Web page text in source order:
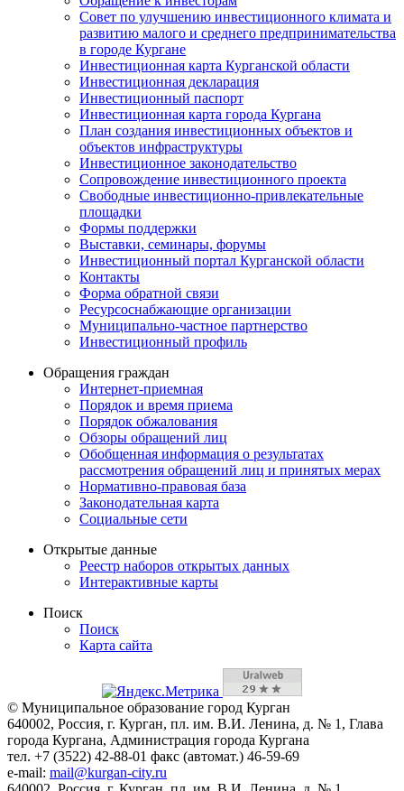
Совет по улучшению инвестиционного климата и
развитию малого и среднего предпринимательства
в городе Кургане
Инвестиционная карта Курганской области
Инвестиционная декларация
Инвестиционный паспорт
Инвестиционная карта города Кургана
План создания инвестиционных объектов и
объектов инфраструктуры
Инвестиционное законодательство
Сопровождение инвестиционного проекта
Свободные инвестиционно-привлекательные
площадки
Формы поддержки
Выставки, семинары, форумы
Инвестиционный портал Курганской области
Контакты
Форма обратной связи
Ресурсоснабжающие организации
Муниципально-частное партнерство
Инвестиционный профиль
Обращения граждан
Интернет-приемная
Порядок и время приема
Порядок обжалования
Обзоры обращений лиц
Обобщенная информация о результатах
рассмотрения обращений лиц и принятых мерах
Нормативно-правовая база
Законодательная карта
Социальные сети
Открытые данные
Реестр наборов открытых данных
Интерактивные карты
Поиск
Поиск
Карта сайта
© Муниципальное образование город Курган
640002, Россия, г. Курган, пл. им. В.И. Ленина, д. № 1, Глава
города Кургана, Администрация города Кургана
тел. +7 (3522) 42-88-01 факс (автомат.) 46-59-69
e-mail: mail@kurgan-city.ru